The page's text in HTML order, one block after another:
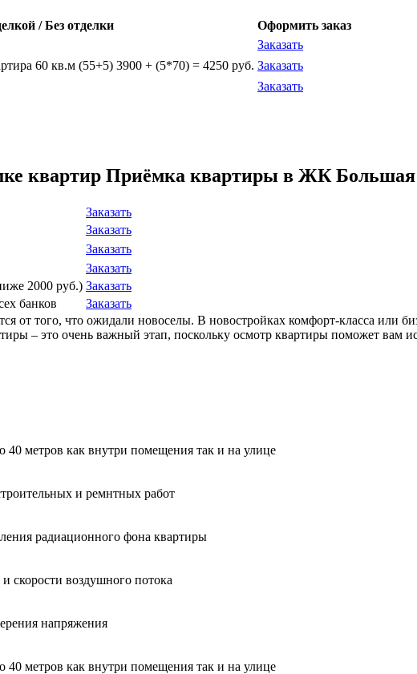
/ Без отделки
Оформить заказ
Заказать
60 кв.м (55+5) 3900 + (5*70) = 4250 руб. Заказать
Заказать
квартир Приёмка квартиры в ЖК
Заказать
Заказать
Заказать
Заказать
2000 руб.) Заказать
банков
Заказать
от того, что ожидали новоселы. В новостройках комфорт-класса или
– это очень важный этап, поскольку осмотр квартиры поможет вам
40 метров как внутри помещения так и на улице
и ремнтных работ
радиационного фона квартиры
скорости воздушного потока
напряжения
40 метров как внутри помещения так и на улице